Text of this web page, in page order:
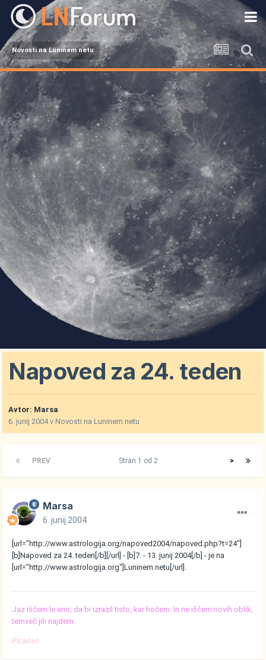
Novosti na Luninem netu
Napoved za 24. teden
Avtor: Marsa
6. junij 2004vNovosti na Luninem netu
PREV >
Stran 1 od 2
Marsa
6. junij 2004
[url="http://www.astrologija.org/napoved2004/napoved.php?t=24"]
[b]Napoved za 24. teden[/b][/url] - [b]7. - 13. junij 2004[/b] - je na
[url="http://www.astrologija.org"]Luninem netu[/url].
Jaz iščem le eno; da bi izrazil tisto, kar hočem. In ne iščem novih oblik,
temveč jih najdem.
Picasso